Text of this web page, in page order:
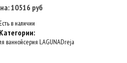
10516 руб
в наличии
Категории:
ваннойсерия LAGUNADreja